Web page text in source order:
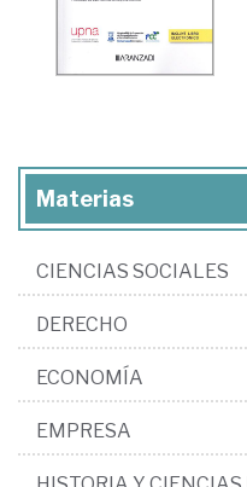
Materias
CIENCIAS SOCIALES
DERECHO
ECONOMÍA
EMPRESA